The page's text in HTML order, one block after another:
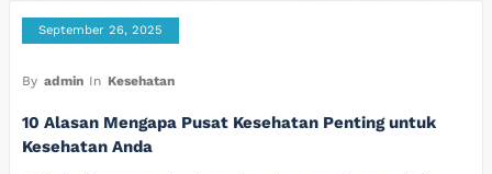
September 26, 2025
By admin In Kesehatan
10 Alasan Mengapa Pusat Kesehatan Penting untuk
Kesehatan Anda